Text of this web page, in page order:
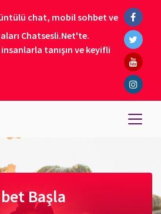
chat, mobil sohbet ve
Chatsesli.Net'te.
tanışın ve keyifli
Başla